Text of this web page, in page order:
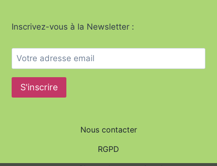
Inscrivez-vous à la Newsletter :
Nous contacter
RGPD